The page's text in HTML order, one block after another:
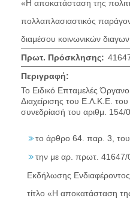
«Η αποκατάσταση της
πολλαπλασιαστικός
διαμέσου κοινωνικών
Πρωτ. Πρόσκλησης:
Περιγραφή:
Το Ειδικό Επταμελές
Διαχείρισης του Ε.Λ.Κ.Ε.
συνεδρίασή του αριθμ.
το άρθρο 64. παρ. 3,
την με αρ. πρωτ.
Εκδήλωσης Ενδιαφέροντος
τίτλο «Η αποκατάσταση